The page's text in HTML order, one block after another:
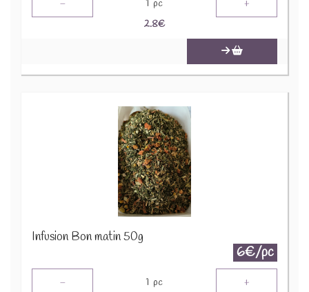
- 1 pc +
2.8€
Infusion Bon matin 50g
6€/pc
- 1 pc +